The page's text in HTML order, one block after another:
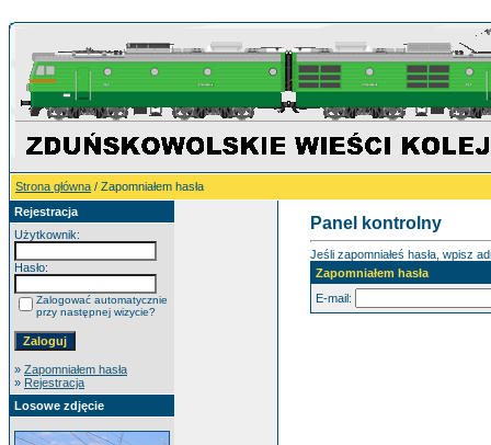
Strona główna / Zapomniałem hasła
Rejestracja
Użytkownik:
Hasło:
Zalogować automatycznie
przy następnej wizycie?
» Zapomniałem hasła
» Rejestracja
Losowe zdjęcie
Panel kontrolny
Jeśli zapomniałeś hasła, wpisz
Zapomniałem hasła
E-mail: